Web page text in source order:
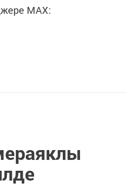
MАХ: